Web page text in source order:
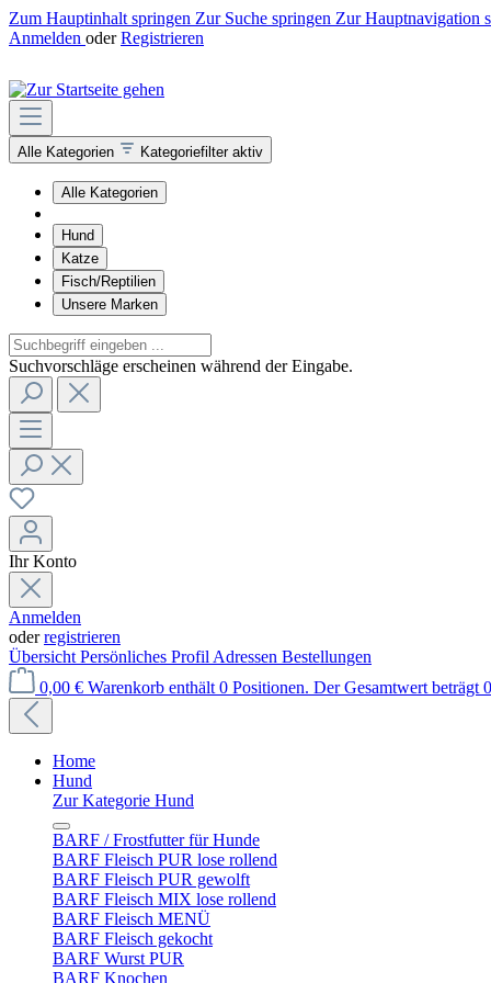
Zum Hauptinhalt springen Zur Suche springen Zur Hauptnavigation
Anmelden oder Registrieren
Alle Kategorien Kategoriefilter aktiv
Alle Kategorien
Hund
Katze
Fisch/Reptilien
Unsere Marken
Suchvorschläge erscheinen während der Eingabe.
Ihr Konto
Anmelden
oderregistrieren
Übersicht Persönliches Profil Adressen Bestellungen
0,00 € Warenkorb enthält 0 Positionen. Der Gesamtwert beträgt
Home
Hund
Zur Kategorie Hund
BARF / Frostfutter für Hunde
BARF Fleisch PUR lose rollend
BARF Fleisch PUR gewolft
BARF Fleisch MIX lose rollend
BARF Fleisch MENÜ
BARF Fleisch gekocht
BARF Wurst PUR
BARF Knochen